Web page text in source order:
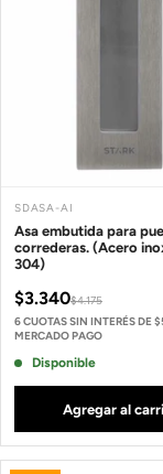
SDASA-AI
Asa embutida para
correderas. (Acero
304)
$3.340$4.175
6 CUOTAS SIN INTERÉS DE
MERCADO PAGO
Disponible
Agregar al